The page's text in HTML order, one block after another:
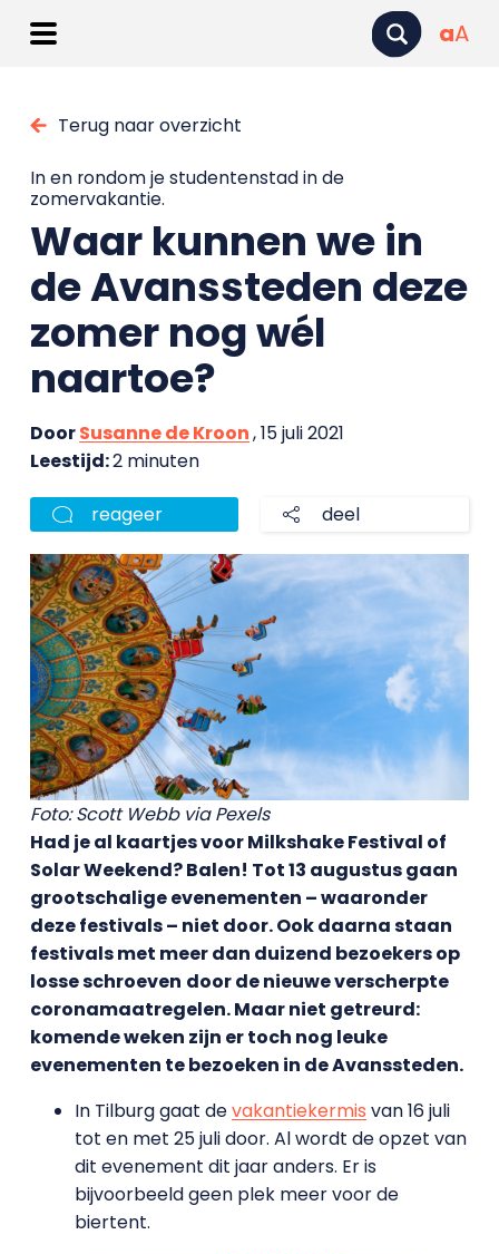
aA
Terug naar overzicht
In en rondom je studentenstad in de
zomervakantie.
Waar kunnen we in
de Avanssteden deze
zomer nog wél
naartoe?
DoorSusanne de Kroon, 15 juli 2021
Leestijd:2 minuten
reageer deel
Foto: Scott Webb via Pexels
Had je al kaartjes voor Milkshake Festival of
Solar Weekend? Balen! Tot 13 augustus gaan
grootschalige evenementen – waaronder
deze festivals – niet door. Ook daarna staan
festivals met meer dan duizend bezoekersop
losse schroeven door de nieuwe verscherpte
coronamaatregelen. Maar niet getreurd:
komende weken zijn er toch nog leuke
evenementen te bezoeken in de Avanssteden.
In Tilburg gaat devakantiekermis van 16 juli
tot en met 25 juli door. Al wordt de opzet van
dit evenement dit jaar anders. Er is
bijvoorbeeld geen plek meer voor de
biertent.